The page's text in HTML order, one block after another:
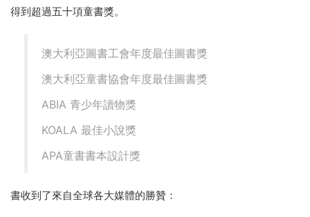
得到超過五十項童書獎。
澳大利亞圖書工會年度最佳圖書獎
澳大利亞童書協會年度最佳圖書獎
ABIA 青少年讀物獎
KOALA 最佳小說獎
APA童書書本設計獎
書收到了來自全球各大媒體的勝贊：